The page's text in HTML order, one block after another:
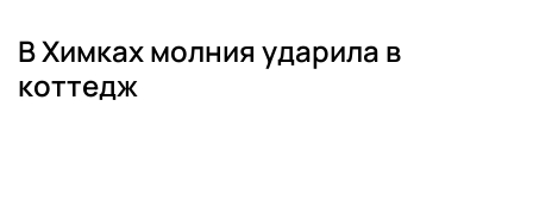
В Химках молния ударила в
коттедж